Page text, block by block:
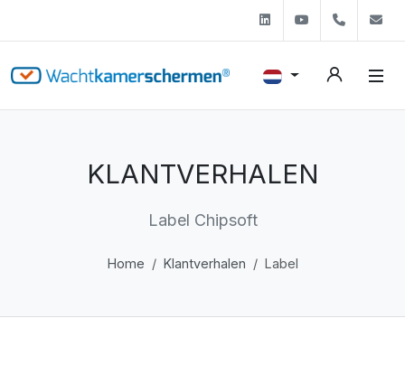
LinkedinYoutube+31
KLANTVERHALEN
Label Chipsoft
Home Klantverhalen Label